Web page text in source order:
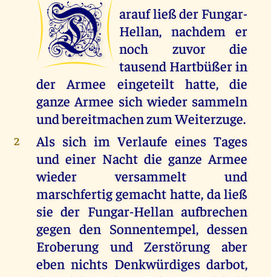
D
arauf ließ der Fungar-
Hellan, nachdem er
noch zuvor die
tausend Hartbüßer in
der Armee eingeteilt hatte, die
ganze Armee sich wieder sammeln
und bereitmachen zum Weiterzuge.
2
Als sich im Verlaufe eines Tages
und einer Nacht die ganze Armee
wieder versammelt und
marschfertig gemacht hatte, da ließ
sie der Fungar-Hellan aufbrechen
gegen den Sonnentempel, dessen
Eroberung und Zerstörung aber
eben nichts Denkwürdiges darbot,